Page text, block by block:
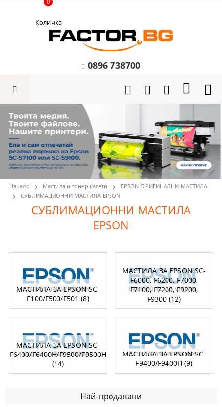
Количка
0
0896 738700
Начало Мастила и тонер касети
EPSON ОРИГИНАЛНИ МАСТИЛА
СУБЛИМАЦИОННИ МАСТИЛА EPSON
СУБЛИМАЦИОННИ МАСТИЛА
EPSON
МАСТИЛА ЗА EPSON SC-
F100/F500/F501 (8)
МАСТИЛА ЗА EPSON SC-
F6000, F6200, F7000,
F7100, F7200, F9200,
F9300 (12)
МАСТИЛА ЗА EPSON SC-
F6400/F6400H/F9500/F9500H
(14)
МАСТИЛА ЗА EPSON SC-
F9400/F9400H (9)
Най-продавани